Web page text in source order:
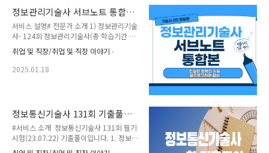
알려주는 정보관리기술사 합격가이드”과
두번째 책인 "정보관리기술사 서브노트"를
보시고 생각보다 많은 분들이 정보관리기술
사 시험에 관심을 주셨습니다. 이번에는 실
제 학원에서 강의를 하면서 작성한 핵심 토
픽과 최신 기출문제를 기반으로 정보관리
기술사 서브노트 2권을 완성시켰습니다.(감
정보관리기술사 서브노트 통합본
드립니다.
서비스 설명# 전문가 소개 1) 정보관리기술
사- 124회 정보관리기술사(총 학습기간 1
년)2) 숭실대학교 정보과학대학원 AI 전공
재학중 #서비스 소개 저의 첫번째 책 “친절
한 최차장이 알려주는 정보관리기술사 합격
작업 끝에 정보관리기술사 서브노트를 완성
시켰습니다.(감수 김프로그래머(125회 정
보관리기술사)) #책 구성 소개 1. 정보관리
기술사 서브노트 1권: 고전토픽 ~ 빈출토픽
정리본(기존 집필한 것) 2. 정보관리기술사
취업 및 직장/취업 및 직장 이야기
2025.01.18
정보통신기술사 131회 기출풀이
드립니다.
#서비스 소개 정보통신기술사 131회 필기
시험(23.07.22) 기출풀이입니다. 1. 정보통
신기술사 131회 기출문제를 풀어봐야되는